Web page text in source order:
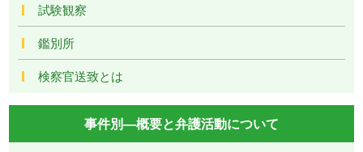
試験観察
鑑別所
検察官送致とは
事件別―概要と弁護活動について